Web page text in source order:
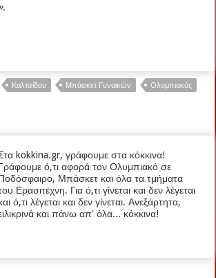
Καλτσίδου Μπάσκετ Γυναικών Ολυμπιακός
kokkina.gr, γράφουμε στα κόκκινα!
ό,τι αφορά τον Ολυμπιακό σε
Μπάσκετ και όλα τα τμήματα
Ερασιτέχνη. Για ό,τι γίνεται και δεν λέγεται
ό,τι λέγεται και δεν γίνεται. Ανεξάρτητα,
και πάνω απ' όλα... κόκκινα!